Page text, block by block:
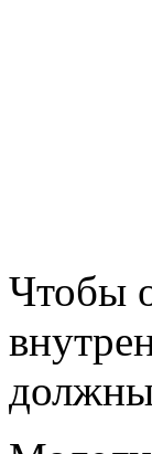
Чтобы
должны